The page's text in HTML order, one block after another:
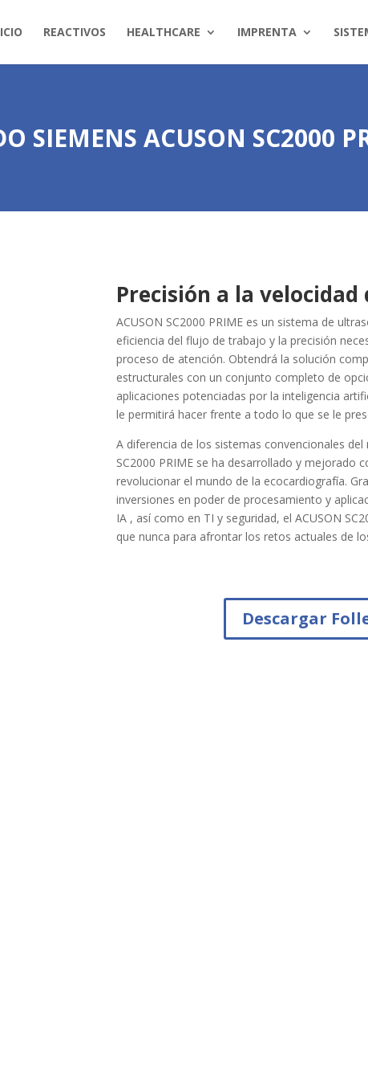
REACTIVOS HEALTHCARE IMPRENTA
SIEMENS ACUSON SC2000
Precisión a la velocidad
ACUSON SC2000 PRIME es un sistema de
eficiencia del flujo de trabajo y la precisión
proceso de atención. Obtendrá la solución
estructurales con un conjunto completo de
aplicaciones potenciadas por la inteligencia
le permitirá hacer frente a todo lo que se le
A diferencia de los sistemas convencionales del
SC2000 PRIME se ha desarrollado y mejorado
revolucionar el mundo de la ecocardiografía.
inversiones en poder de procesamiento y
IA , así como en TI y seguridad, el ACUSON
que nunca para afrontar los retos actuales de
Descargar